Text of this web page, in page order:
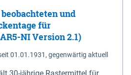
und
für
NI Version 2.1)
01.01.1931, gegenwärtig aktuell